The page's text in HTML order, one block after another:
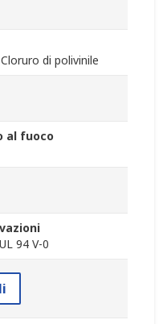
di polivinile
al fuoco
94 V-0